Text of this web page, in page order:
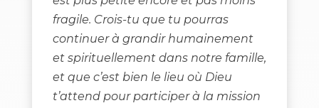
fragile. Crois-tu que tu pourras
continuer à grandir humainement
et spirituellement dans notre famille,
et que c’est bien le lieu où Dieu
t’attend pour participer à la mission